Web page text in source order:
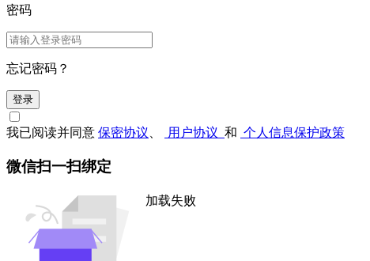
密码
忘记密码？
登录
我已阅读并同意 保密协议 用户协议 和 个人信息保护政策
微信扫一扫绑定
加载失败